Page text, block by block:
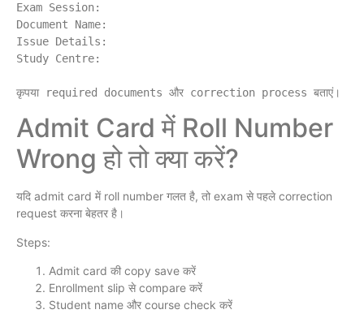
Exam Session:
Document Name:
Issue Details:
Study Centre:
Admit Card में Roll Number
Wrong हो तो क्या करें?
यदि admit card में roll number गलत है, तो exam से पहले correction
request करना बेहतर है।
Steps:
Admit card की copy save करें
Enrollment slip से compare करें
Student name और course check करें